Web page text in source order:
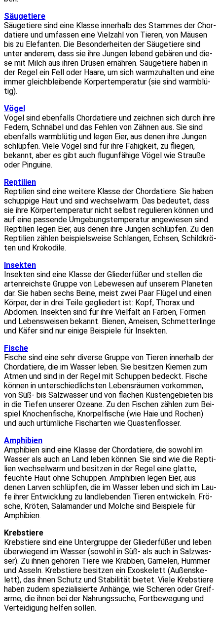
Säu­ge­tie­re
Säu­ge­tie­re sind eine Klas­se inner­halb des Stam­mes der Chor­
da­tie­re und umfas­sen eine Viel­zahl von Tie­ren, von Mäu­sen
bis zu Ele­fan­ten. Die Beson­der­hei­ten der Säu­ge­tie­re sind
unter ande­rem, dass sie ihre Jun­gen lebend gebä­ren und die­
se mit Milch aus ihren Drü­sen ernäh­ren. Säu­ge­tie­re haben in
der Regel ein Fell oder Haa­re, um sich warm­zu­hal­ten und eine
immer gleich­blei­ben­de Kör­per­tem­pe­ra­tur (sie sind warm­blü­
tig).
Vögel
Vögel sind eben­falls Chor­da­tie­re und zeich­nen sich durch ihre
Federn, Schnä­bel und das Feh­len von Zäh­nen aus. Sie sind
eben­falls warm­blü­tig und legen Eier, aus denen ihre Jun­gen
schlüp­fen. Vie­le Vögel sind für ihre Fähig­keit, zu flie­gen,
bekannt, aber es gibt auch flug­un­fä­hi­ge Vögel wie Strau­ße
oder Pin­gui­ne.
Rep­ti­li­en
Rep­ti­li­en sind eine wei­te­re Klas­se der Chor­da­tie­re. Sie haben
schup­pi­ge Haut und sind wech­sel­warm. Das bedeu­tet, dass
sie ihre Kör­per­tem­pe­ra­tur nicht selbst regu­lie­ren kön­nen und
auf eine pas­sen­de Umge­bungs­tem­pe­ra­tur ange­wie­sen sind.
Rep­ti­li­en legen Eier, aus denen ihre Jun­gen schlüp­fen. Zu den
Rep­ti­li­en zäh­len bei­spiels­wei­se Schlan­gen, Ech­sen, Schild­krö­
ten und Kro­ko­di­le.
Insek­ten
Insek­ten sind eine Klas­se der Glie­der­fü­ßer und stel­len die
arten­reichs­te Grup­pe von Lebe­we­sen auf unse­rem Pla­ne­ten
dar. Sie haben sechs Bei­ne, meist zwei Paar Flü­gel und einen
Kör­per, der in drei Tei­le geglie­dert ist: Kopf, Tho­rax und
Abdo­men. Insek­ten sind für ihre Viel­falt an Far­ben, For­men
und Lebens­wei­sen bekannt. Bie­nen, Amei­sen, Schmet­ter­lin­ge
und Käfer sind nur eini­ge Bei­spie­le für Insek­ten.
Fische
Fische sind eine sehr diver­se Grup­pe von Tie­ren inner­halb der
Chor­da­tie­re, die im Was­ser leben. Sie besit­zen Kie­men zum
Atmen und sind in der Regel mit Schup­pen bedeckt. Fische
kön­nen in unter­schied­lichs­ten Lebens­räu­men vor­kom­men,
von Süß- bis Salz­was­ser und von fla­chen Küs­ten­ge­bie­ten bis
in die Tie­fen unse­rer Ozea­ne. Zu den Fischen zäh­len zum Bei­
spiel Kno­chen­fi­sche, Knor­pel­fi­sche (wie Haie und Rochen)
und auch urtüm­li­che Fisch­ar­ten wie Quas­ten­flos­ser.
Amphi­bi­en
Amphi­bi­en sind eine Klas­se der Chor­da­tie­re, die sowohl im
Was­ser als auch an Land leben kön­nen. Sie sind wie die Rep­ti­
li­en wech­sel­warm und besit­zen in der Regel eine glat­te,
feuch­te Haut ohne Schup­pen. Amphi­bi­en legen Eier, aus
denen Lar­ven schlüp­fen, die im Was­ser leben und sich im Lau­
fe ihrer Ent­wick­lung zu land­le­ben­den Tie­ren ent­wi­ckeln. Frö­
sche, Krö­ten, Sala­man­der und Mol­che sind Bei­spie­le für
Amphi­bi­en.
Krebs­tie­re
Krebs­tie­re sind eine Unter­grup­pe der Glie­der­fü­ßer und leben
über­wie­gend im Was­ser (sowohl in Süß- als auch in Salz­was­
ser). Zu ihnen gehö­ren Tie­re wie Krab­ben, Gar­ne­len, Hum­mer
und Asseln. Krebs­tie­re besit­zen ein Exo­ske­lett (Außen­ske­
lett), das ihnen Schutz und Sta­bi­li­tät bie­tet. Vie­le Krebs­tie­re
haben zudem spe­zia­li­sier­te Anhän­ge, wie Sche­ren oder Greif­
ar­me, die ihnen bei der Nah­rungs­su­che, Fort­be­we­gung und
Ver­tei­di­gung hel­fen sol­len.